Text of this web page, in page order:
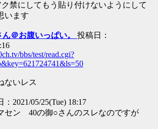
禁にしてもう貼り付けないようにして
います
＠お腹いっぱい。 投稿日：
bbs/test/read.cgi?
ないレス
：2021/05/25(Tue) 18:17
セン 40の御○さんのスレなのですが